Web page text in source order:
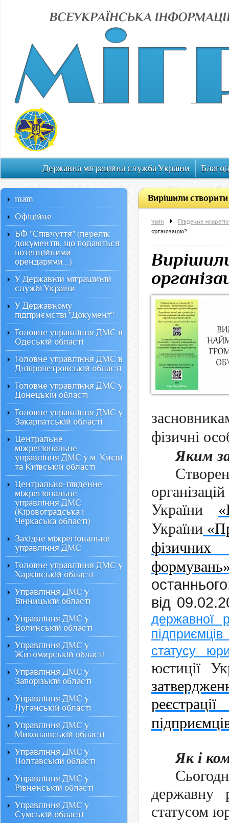
Державна міграційна служба України
Вирішили
main
Південне
організацію?
фізичні
Яким
України
України
від
державної
статусу
юстиції
Як і
державну
статусом
main
Офiцiйне
БФ "Співчуття" (перелік
документів, що подаються
потенційними
орендарями...)
У Державній міграційній
службі України
У Державному
підприємстві "Документ"
Головне управління ДМС в
Одеській області
Головне управління ДМС в
Дніпропетровській області
Головне управління ДМС у
Донецькій області
Головне управління ДМС у
Закарпатській області
Центральне
міжрегіональне
управління ДМС у м. Києві
та Київській області
Центрально-південне
міжрегіональне
управління ДМС
(Кіровоградська і
Черкаська області)
Західне міжрегіональне
управління ДМС
Головне управління ДМС у
Харківській області
Управління ДМС у
Вінницькій області
Управління ДМС у
Волинській області
Управління ДМС у
Житомирській області
Управління ДМС у
Запорізькій області
Управління ДМС у
Луганській області
Управління ДМС у
Миколаївській області
Управління ДМС у
Полтавській області
Управління ДМС у
Рівненській області
Управління ДМС у
Сумській області